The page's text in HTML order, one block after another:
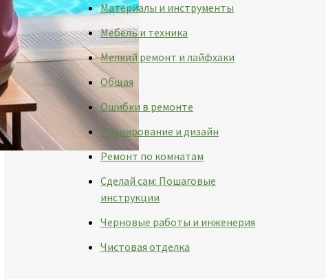
Материалы и инструменты
Мебель и техника
Мелкий ремонт и лайфхаки
Общая
Ошибки в ремонте
Планирование и дизайн
Ремонт по комнатам
Сделай сам: Пошаговые
инструкции
Черновые работы и инженерия
Чистовая отделка